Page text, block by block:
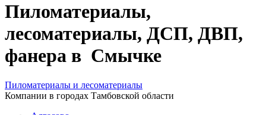
Пиломатериалы,
лесоматериалы, ДСП, ДВП,
фанера в Смычке
Пиломатериалы и лесоматериалы
Компании в городах Тамбовской области